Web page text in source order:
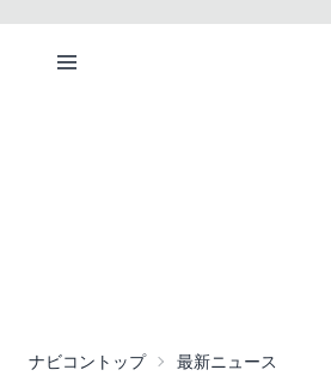
ナビコントップ 最新ニュース